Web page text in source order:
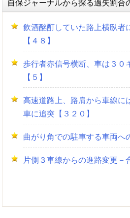
自保ジャーナルから探る過失割合
飲酒酩酊していた路上横臥者
【４８】
歩行者赤信号横断、車は３０
【５】
高速道路上、路肩から車線に
車に追突【３２０】
曲がり角での駐車する車両へ
片側３車線からの進路変更－